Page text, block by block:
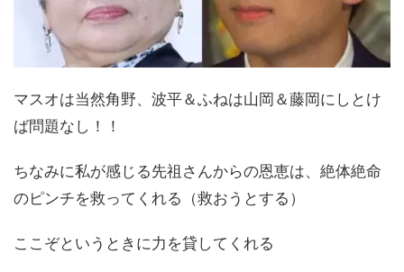
マスオは当然角野、波平＆ふねは山岡＆藤岡にしとけ
ば問題なし！！
ちなみに私が感じる先祖さんからの恩恵は、絶体絶命
のピンチを救ってくれる（救おうとする）
ここぞというときに力を貸してくれる